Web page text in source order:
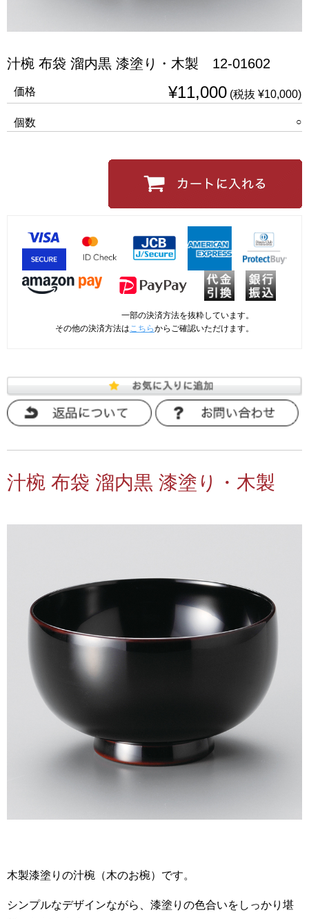
汁椀 布袋 溜内黒 漆塗り・木製 12-01602
価格 ¥11,000 (税抜 ¥10,000)
個数 ○
一部の決済方法を抜粋しています。
その他の決済方法は こちらからご確認いただけます。
汁椀 布袋 溜内黒 漆塗り・木製
木製漆塗りの汁椀（木のお椀）です。
シンプルなデザインながら、漆塗りの色合いをしっかり堪